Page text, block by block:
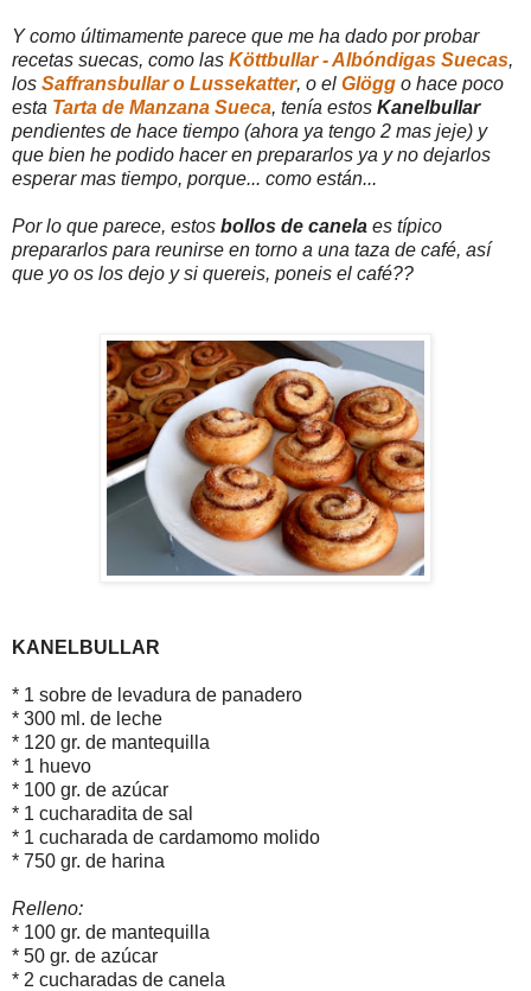
Y como últimamente parece que me ha dado por probar
recetas suecas, como las Köttbullar - Albóndigas Suecas,
los Saffransbullar o Lussekatter, o el Glögg o hace poco
esta Tarta de Manzana Sueca, tenía estos Kanelbullar
pendientes de hace tiempo (ahora ya tengo 2 mas jeje) y
que bien he podido hacer en prepararlos ya y no dejarlos
esperar mas tiempo, porque... como están...
Por lo que parece, estos bollos de canela es típico
prepararlos para reunirse en torno a una taza de café, así
que yo os los dejo y si quereis, poneis el café??
KANELBULLAR
* 1 sobre de levadura de panadero
* 300 ml. de leche
* 120 gr. de mantequilla
* 1 huevo
* 100 gr. de azúcar
* 1 cucharadita de sal
* 1 cucharada de cardamomo molido
* 750 gr. de harina
Relleno:
* 100 gr. de mantequilla
* 50 gr. de azúcar
* 2 cucharadas de canela